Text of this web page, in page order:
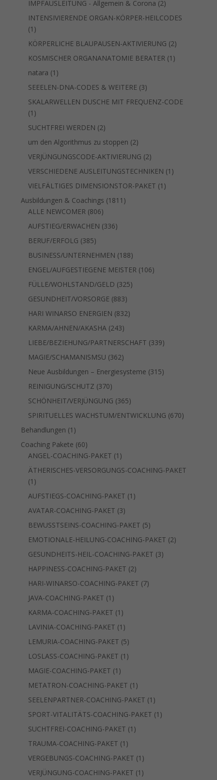
IMPFAUSLEITUNG - Allgemein & Corona 22
Produkte
INTENSIVIERENDE ORGAN-KÖRPER-HEILCODES
1 1
Produkt
KÖRPERLICHE BLAUPAUSEN-AKTIVIERUNG 22
Produkte
KOSMISCHER ORGANANATOMIE BERATER 1 1
natara 1 1
Produkt
SEEELEN-DNA-CODES & WEITERE 33
Produkte
SKALARWELLEN DUSCHE MIT FREQUENZ-CODE
1 1
Produkt
SUCHTFREI WERDEN 22
Produkte
um den Algorithmus zu stoppen 22
Produkte
VERJÜNGUNGSCODE-AKTIVIERUNG 22
Produkte
VERSCHIEDENE AUSLEITUNGSTECHNIKEN 1 1
VIELFÄLTIGES DIMENSIONSTOR-PAKET 1 1
Ausbildungen & Coachings 1811 1811
ALLE NEWCOMER 806806
Produkte
AUFSTIEG/ERWACHEN 336336
BERUF/ERFOLG 385385
Produkte
BUSINESS/UNTERNEHMEN 188188
Produkte
ENGEL/AUFGESTIEGENE MEISTER 106106
FÜLLE/WOHLSTAND/GELD 325325
GESUNDHEIT/VORSORGE 883883
Produkte
HARI WINARSO ENERGIEN 832832
KARMA/AHNEN/AKASHA 243243
Produkte
LIEBE/BEZIEHUNG/PARTNERSCHAFT 339339
MAGIE/SCHAMANISMSU 362362
Produkte
Neue Ausbildungen – Energiesysteme 315315
REINIGUNG/SCHUTZ 370370
Produkte
SCHÖNHEIT/VERJÜNGUNG 365365
Produkte
SPIRITUELLES WACHSTUM/ENTWICKLUNG 670670
Behandlungen 1 1
Produkt
Coaching Pakete 6060
Produkte
ANGEL-COACHING-PAKET 1 1
Produkt
ÄTHERISCHES-VERSORGUNGS-COACHING-PAKET
1 1
Produkt
AUFSTIEGS-COACHING-PAKET 1 1
AVATAR-COACHING-PAKET 33
Produkte
BEWUSSTSEINS-COACHING-PAKET 55
Produkte
EMOTIONALE-HEILUNG-COACHING-PAKET 22
GESUNDHEITS-HEIL-COACHING-PAKET 33
HAPPINESS-COACHING-PAKET 22
Produkte
HARI-WINARSO-COACHING-PAKET 77
JAVA-COACHING-PAKET 1 1
Produkt
KARMA-COACHING-PAKET 1 1
Produkt
LAVINIA-COACHING-PAKET 1 1
Produkt
LEMURIA-COACHING-PAKET 55
Produkte
LOSLASS-COACHING-PAKET 1 1
MAGIE-COACHING-PAKET 1 1
Produkt
METATRON-COACHING-PAKET 1 1
Produkt
SEELENPARTNER-COACHING-PAKET 1 1
Produkt
SPORT-VITALITÄTS-COACHING-PAKET 1 1
SUCHTFREI-COACHING-PAKET 1 1
TRAUMA-COACHING-PAKET 1 1
Produkt
VERGEBUNGS-COACHING-PAKET 1 1
Produkt
VERJÜNGUNG-COACHING-PAKET 1 1